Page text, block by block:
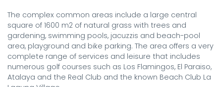
The complex common areas include a large central
square of 1600 m2 of natural grass with trees and
gardening, swimming pools, jacuzzis and beach-pool
area, playground and bike parking. The area offers a very
complete range of services and leisure that includes
numerous golf courses such as Los Flamingos, El Paraiso,
Atalaya and the Real Club and the known Beach Club La